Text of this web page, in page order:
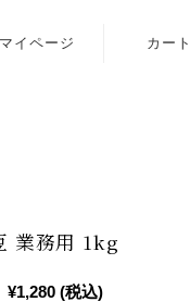
マイページ カート
業務用 1kg
¥1,280 (税込)